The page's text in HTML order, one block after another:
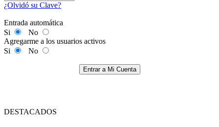
¿Olvidó su Clave?
Entrada automática
Si
No
Agregarme a los usuarios activos
Si
No
Entrar a Mi Cuenta
DESTACADOS